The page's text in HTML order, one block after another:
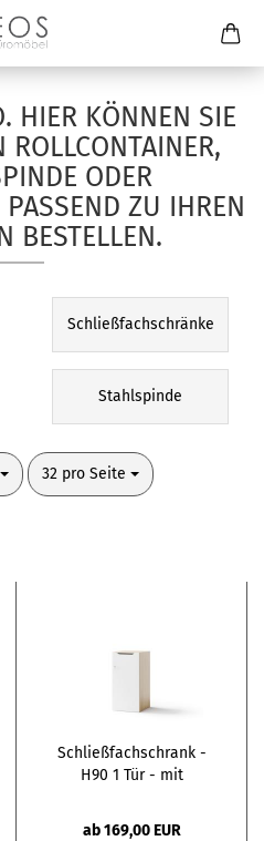
HIER KÖNNEN SIE
ROLLCONTAINER,
ODER
ZU IHREN
BESTELLEN.
Schließfachschränke
Stahlspinde
32 pro Seite
pro Seite
Schließfachschrank -
H90 1 Tür - mit
ab 169,00 EUR